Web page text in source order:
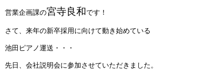
営業企画課の宮寺良和です！
さて、来年の新卒採用に向けて動き始めている
池田ピアノ運送・・・
先日、会社説明会に参加させていただきました。